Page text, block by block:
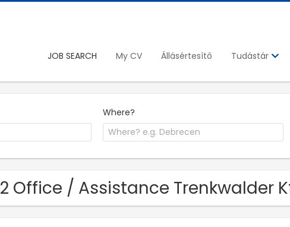
JOB SEARCH My CV Állásértesítő Tudástár
Where?
2 Office / Assistance Trenkwalder